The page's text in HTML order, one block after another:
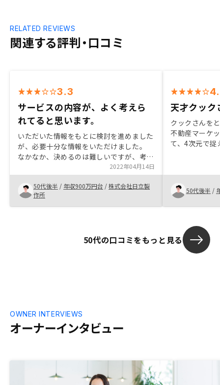
関連する評判・口コミ
RELATED REVIEWS
3.3
サービスの内容が、よく考えら
れてると思います。
いただいた情報をもとに検討を進めました
が、必要十分な情報をいただけました。
なかなか、決めるのは難しいですが、考え
過ぎずにやってみるというのも選択肢で
す。 ご担当者の方に相談しつつ ご一緒に
踏み出してみましょう。
2022年04月14日
50代後半 / 年収900万円台 /株式会社日立製
作所
天才クック
クックさんを
不動産マーケ
て、4次元で
応ですし、フ
たいです。最
います。恐ら
いますが、複
で、確定申告
50代後半 /
50代の口コミをもっと見る
オーナーインタビュー
OWNER INTERVIEWS